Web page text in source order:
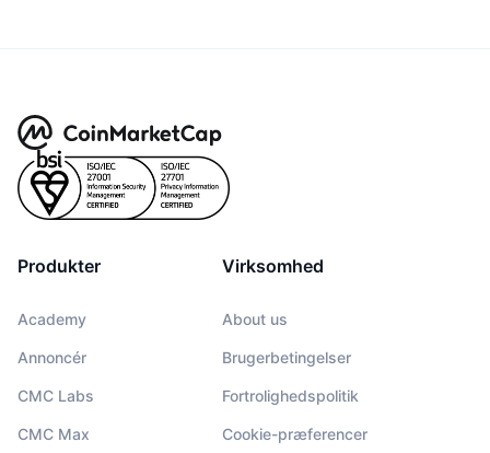
Produkter
Academy
Annoncér
CMC Labs
CMC Max
Virksomhed
About us
Brugerbetingelser
Fortrolighedspolitik
Cookie-præferencer